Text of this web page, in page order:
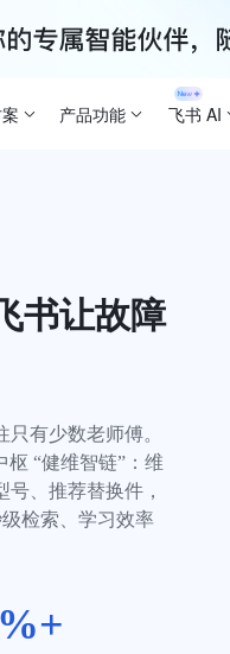
产品功能 飞书 AI
书让故障
有少数老师傅。
“健维智链”：维
、推荐替换件，
检索、学习效率